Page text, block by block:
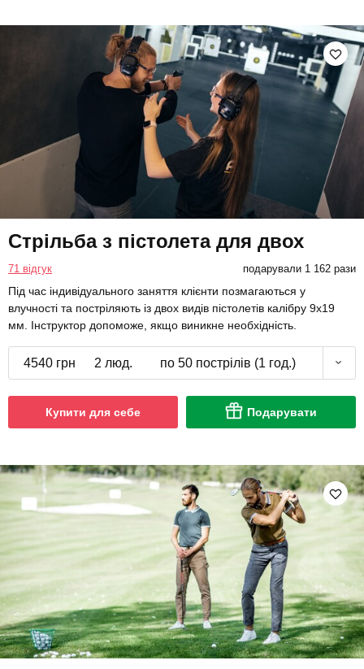
Стрільба з пістолета для двох
71 відгук подарували 1 162 рази
Під час індивідуального заняття клієнти позмагаються у
влучності та постріляють із двох видів пістолетів калібру 9х19
мм. Інструктор допоможе, якщо виникне необхідність.
4540 грн 2 люд. по 50 пострілів (1 год.)
Купити для себе Подарувати